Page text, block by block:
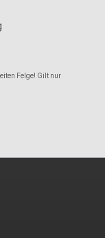
Felge! Gilt nur